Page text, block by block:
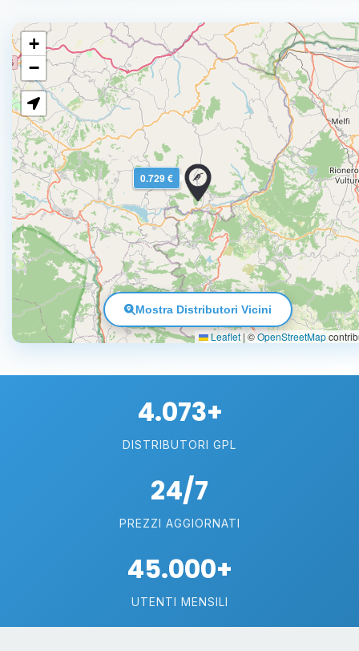
0.729 €
+
−
Leaflet |©OpenStreetMap
Mostra Distributori Vicini
4.073+
DISTRIBUTORI GPL
24/7
PREZZI AGGIORNATI
45.000+
UTENTI MENSILI